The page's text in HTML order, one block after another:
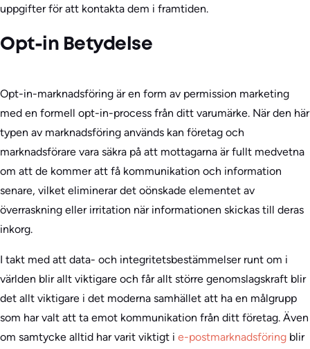
uppgifter för att kontakta dem i framtiden.
Opt-in Betydelse
Opt-in-marknadsföring är en form av permission marketing
med en formell opt-in-process från ditt varumärke. När den här
typen av marknadsföring används kan företag och
marknadsförare vara säkra på att mottagarna är fullt medvetna
om att de kommer att få kommunikation och information
senare, vilket eliminerar det oönskade elementet av
överraskning eller irritation när informationen skickas till deras
inkorg.
I takt med att data- och integritetsbestämmelser runt om i
världen blir allt viktigare och får allt större genomslagskraft blir
det allt viktigare i det moderna samhället att ha en målgrupp
som har valt att ta emot kommunikation från ditt företag. Även
om samtycke alltid har varit viktigt i e-postmarknadsföring blir